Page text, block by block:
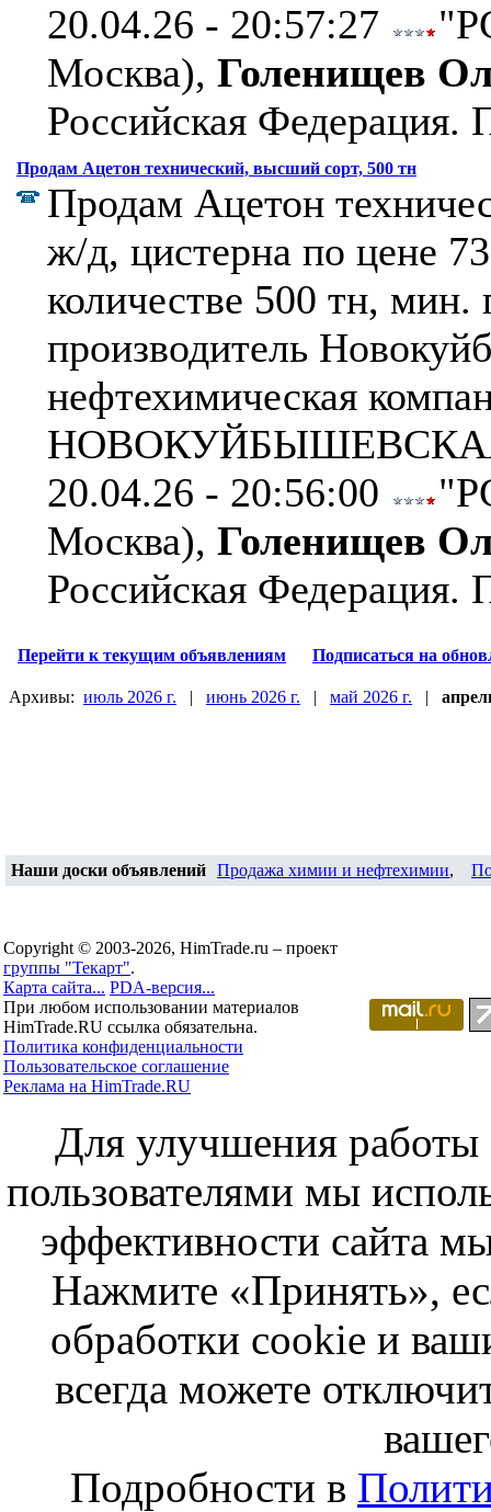
20.04.26 - 20:57:27
Москва), Голенищев
Российская Федерация.
Продам Ацетон технический, высший сорт, 500 тн
Продам Ацетон
ж/д, цистерна по цене
количестве 500 тн, мин.
производитель
нефтехимическая
20.04.26 - 20:56:00
Москва), Голенищев
Российская Федерация.
Перейти к текущим объявлениям Подписаться на
Архивы: июль 2026 г. | июнь 2026 г. | май 2026 г. |
Наши доски объявлений Продажа химии и нефтехимии,
Copyright © 2003-2026, HimTrade.ru – проект
группы "Текарт".
Карта сайта... PDA-версия...
При любом использовании материалов
HimTrade.RU ссылка обязательна.
Политика конфиденциальности
Пользовательское соглашение
Реклама на HimTrade.RU
Для улучшения работы
пользователями мы
эффективности сайта
Нажмите «Принять»,
обработки cookie и
всегда можете
Подробности в